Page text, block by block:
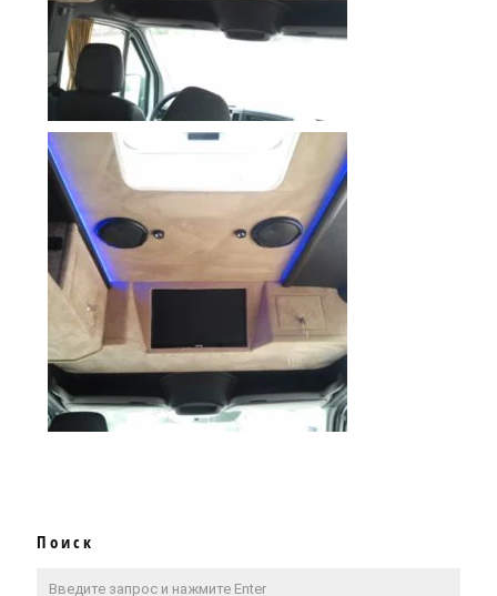
Поиск